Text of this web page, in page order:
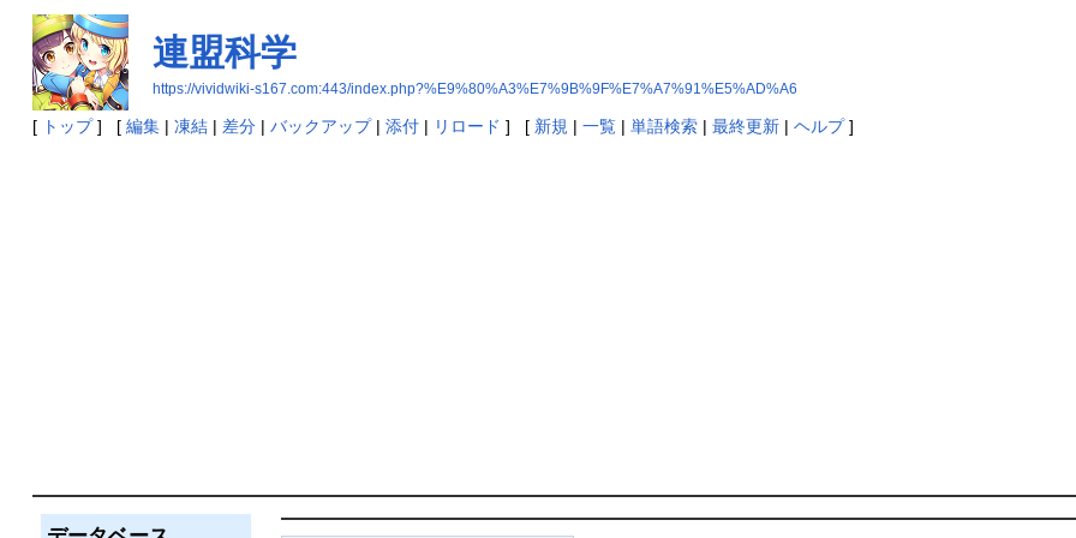
連盟科学
https://vividwiki-s167.com:443/index.php?%E9%80%A3%E7%9B%9F%E7%A7%91%E5%AD%A6
[ トップ] [ 編集| 凍結| 差分| バックアップ| 添付| リロード ] [ 新規 | 一覧| 単語検索| 最終更新| ヘルプ]